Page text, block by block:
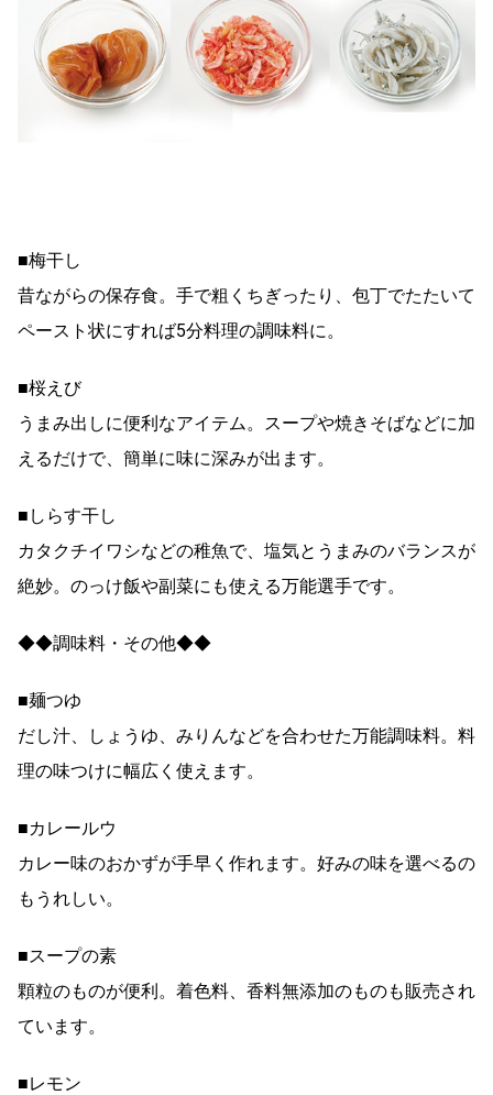
■梅干し
昔ながらの保存食。手で粗くちぎったり、包丁でたたいて
ペースト状にすれば5分料理の調味料に。
■桜えび
うまみ出しに便利なアイテム。スープや焼きそばなどに加
えるだけで、簡単に味に深みが出ます。
■しらす干し
カタクチイワシなどの稚魚で、塩気とうまみのバランスが
絶妙。のっけ飯や副菜にも使える万能選手です。
◆◆調味料・その他◆◆
■麺つゆ
だし汁、しょうゆ、みりんなどを合わせた万能調味料。料
理の味つけに幅広く使えます。
■カレールウ
カレー味のおかずが手早く作れます。好みの味を選べるの
もうれしい。
■スープの素
顆粒のものが便利。着色料、香料無添加のものも販売され
ています。
■レモン